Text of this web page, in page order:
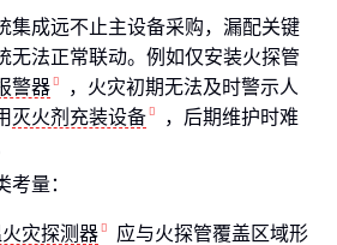
集成远不止主设备采购，漏配关键
无法正常联动。例如仅安装火探管
警器
，火灾初期无法及时警示人
灭火剂充装设备
，后期维护时难
量：
灾探测器
应与火探管覆盖区域形